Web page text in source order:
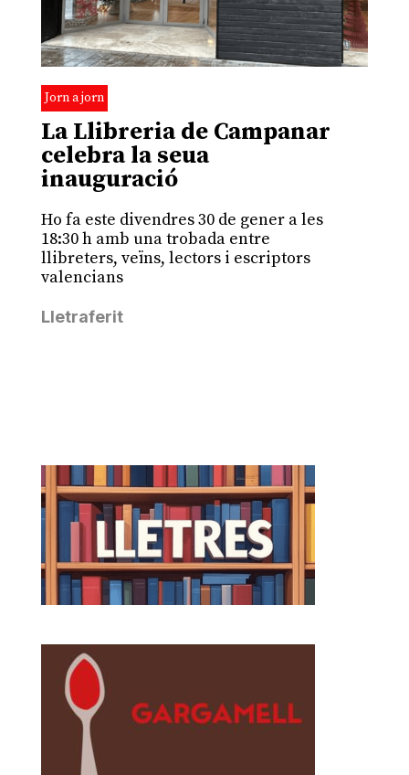
Jorn a jorn
La Llibreria de Campanar
celebra la seua
inauguració
Ho fa este divendres 30 de gener a les
18:30 h amb una trobada entre
llibreters, veïns, lectors i escriptors
valencians
Lletraferit